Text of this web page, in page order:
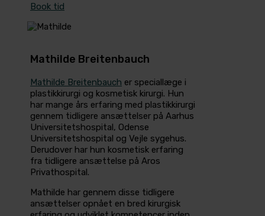
Book tid
Mathilde Breitenbauch
Mathilde Breitenbauch er speciallæge i
plastikkirurgi og kosmetisk kirurgi. Hun
har mange års erfaring med plastikkirurgi
gennem tidligere ansættelser på Aarhus
Universitetshospital, Odense
Universitetshospital og Vejle sygehus.
Derudover har hun kosmetisk erfaring
fra tidligere ansættelse på Aros
Privathospital.
Mathilde har gennem disse tidligere
ansættelser opnået en bred kirurgisk